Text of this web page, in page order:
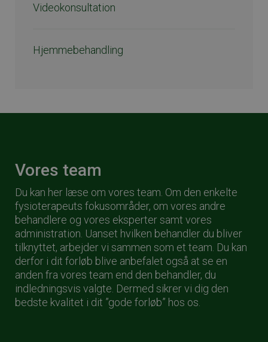
Videokonsultation
Hjemmebehandling
Vores team
Du kan her læse om vores team. Om den enkelte
fysioterapeuts fokusområder, om vores andre
behandlere og vores eksperter samt vores
administration. Uanset hvilken behandler du bliver
tilknyttet, arbejder vi sammen som et team. Du kan
derfor i dit forløb blive anbefalet også at se en
anden fra vores team end den behandler, du
indledningsvis valgte. Dermed sikrer vi dig den
bedste kvalitet i dit ”gode forløb” hos os.